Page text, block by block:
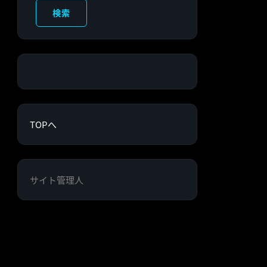
検索
TOPへ
サイト管理人